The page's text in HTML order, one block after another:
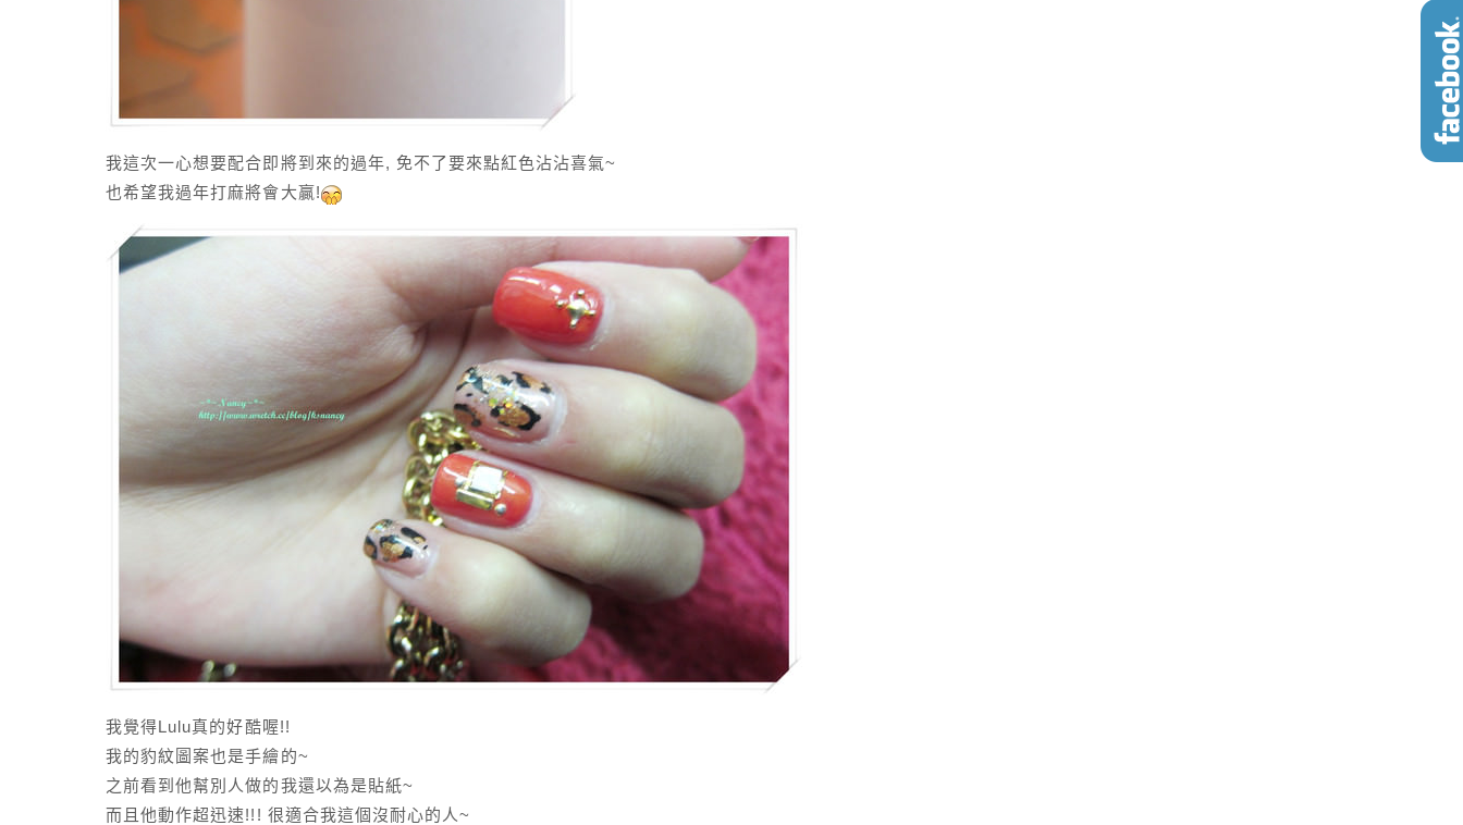
我這次一心想要配合即將到來的過年, 免不了要來點紅色沾沾喜氣~
也希望我過年打麻將會大贏!
我覺得Lulu真的好酷喔!!
我的豹紋圖案也是手繪的~
之前看到他幫別人做的我還以為是貼紙~
而且他動作超迅速!!! 很適合我這個沒耐心的人~